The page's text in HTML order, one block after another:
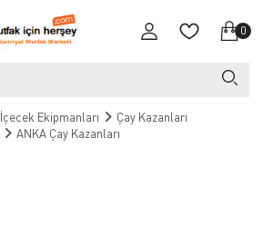
0
İçecek Ekipmanları
Çay Kazanları
ANKA Çay Kazanları